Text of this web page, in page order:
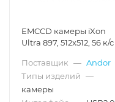
EMCCD камеры iXon
Ultra 897, 512x512, 56 к/с
Поставщик — Andor
Типы изделий —
камеры